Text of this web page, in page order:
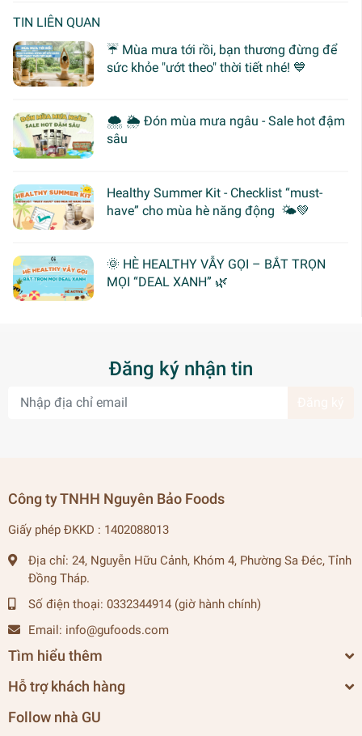
TIN LIÊN QUAN
☔ Mùa mưa tới rồi, bạn thương đừng để
sức khỏe "ướt theo" thời tiết nhé! 💙
🌨 🌦 Đón mùa mưa ngâu - Sale hot đậm
sâu
Healthy Summer Kit - Checklist “must-
have” cho mùa hè năng động 🌤️💚
🌞 HÈ HEALTHY VẪY GỌI – BẮT TRỌN
MỌI “DEAL XANH” 🌿
Đăng ký nhận tin
Công ty TNHH Nguyên Bảo Foods
Giấy phép ĐKKD : 1402088013
Địa chỉ: 24, Nguyễn Hữu Cảnh, Khóm 4, Phường Sa Đéc, Tỉnh
Đồng Tháp.
Số điện thoại: 0332344914 (giờ hành chính)
Email: info@gufoods.com
Tìm hiểu thêm
Hỗ trợ khách hàng
Follow nhà GU